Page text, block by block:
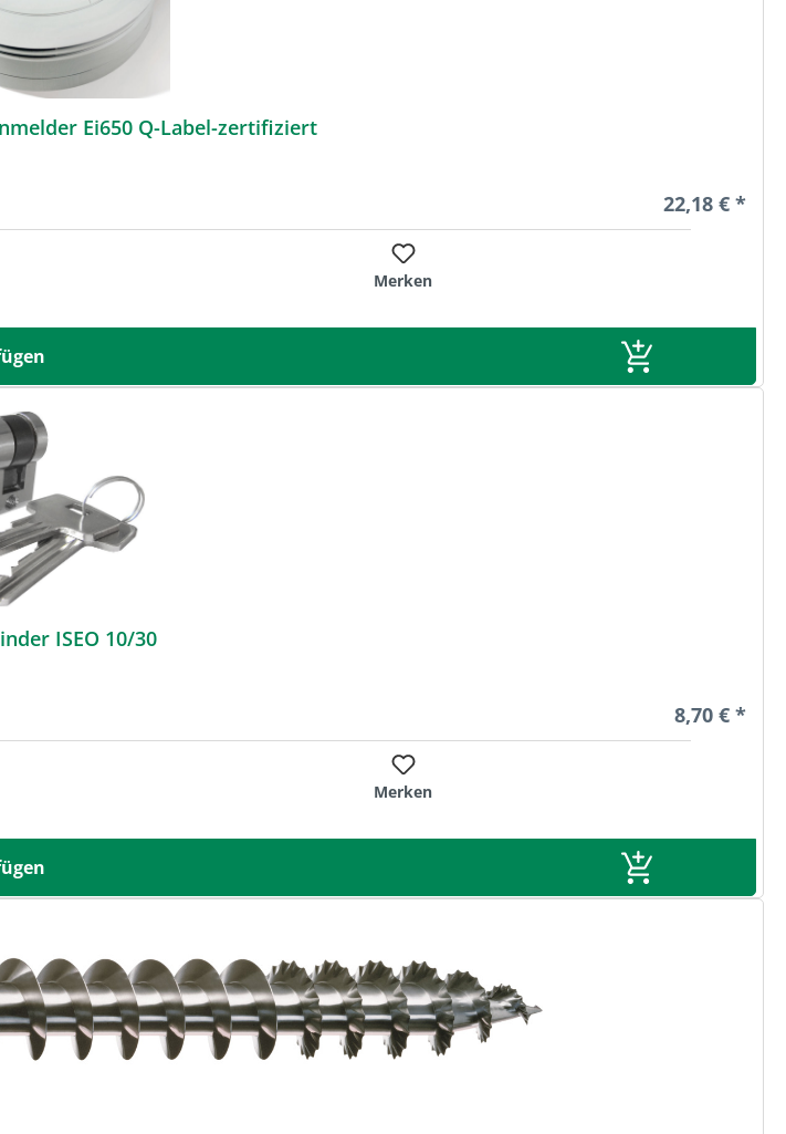
Ei650 Q-Label-zertifiziert
Regulärer
22,18 € *
Merken
ISEO 10/30
Regulärer
8,70 € *
Merken